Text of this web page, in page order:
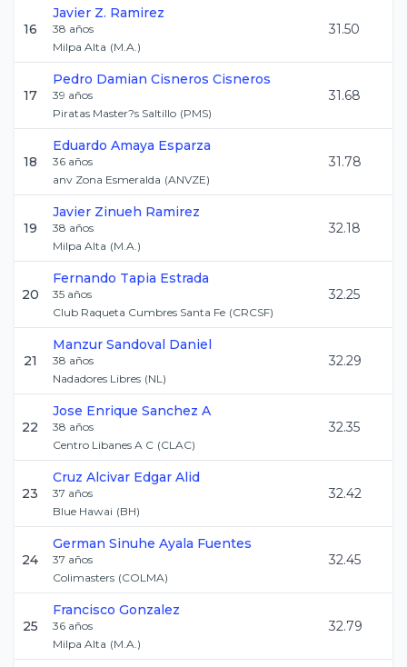
16
Javier Z. Ramirez
38 años
Milpa Alta (M.A.)
31.50
17
Pedro Damian Cisneros Cisneros
39 años
Piratas Master?s Saltillo (PMS)
31.68
18
Eduardo Amaya Esparza
36 años
anv Zona Esmeralda (ANVZE)
31.78
19
Javier Zinueh Ramirez
38 años
Milpa Alta (M.A.)
32.18
20
Fernando Tapia Estrada
35 años
Club Raqueta Cumbres Santa Fe (CRCSF)
32.25
21
Manzur Sandoval Daniel
38 años
Nadadores Libres (NL)
32.29
22
Jose Enrique Sanchez A
38 años
Centro Libanes A C (CLAC)
32.35
23
Cruz Alcivar Edgar Alid
37 años
Blue Hawai (BH)
32.42
24
German Sinuhe Ayala Fuentes
37 años
Colimasters (COLMA)
32.45
25
Francisco Gonzalez
36 años
Milpa Alta (M.A.)
32.79